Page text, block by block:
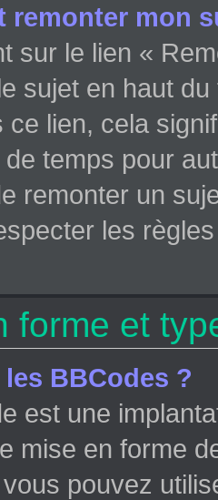
remonter mon
sur le lien «
sujet en haut du
ce lien, cela
de temps pour
remonter un
les
forme et
BBCodes ?
est une
mise en forme
pouvez